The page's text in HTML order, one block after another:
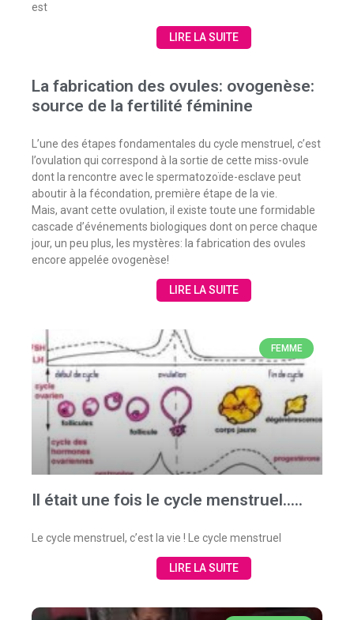
est
LIRE LA SUITE
La fabrication des ovules: ovogenèse:
source de la fertilité féminine
L’une des étapes fondamentales du cycle menstruel, c’est
l’ovulation qui correspond à la sortie de cette miss-ovule
dont la rencontre avec le spermatozoïde-esclave peut
aboutir à la fécondation, première étape de la vie.
Mais, avant cette ovulation, il existe toute une formidable
cascade d’événements biologiques dont on perce chaque
jour, un peu plus, les mystères: la fabrication des ovules
encore appelée ovogenèse!
LIRE LA SUITE
FEMME
Il était une fois le cycle menstruel…..
Le cycle menstruel, c’est la vie ! Le cycle menstruel
LIRE LA SUITE